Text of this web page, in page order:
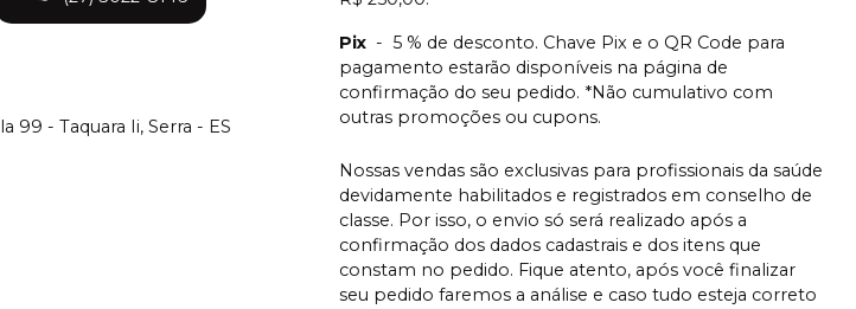
99 - Taquara Ii, Serra - ES
Pix - 5 % de desconto. Chave Pix e o QR Code para
pagamento estarão disponíveis na página de
confirmação do seu pedido. *Não cumulativo com
outras promoções ou cupons.
Nossas vendas são exclusivas para profissionais da saúde
devidamente habilitados e registrados em conselho de
classe. Por isso, o envio só será realizado após a
confirmação dos dados cadastrais e dos itens que
constam no pedido. Fique atento, após você finalizar
seu pedido faremos a análise e caso tudo esteja correto